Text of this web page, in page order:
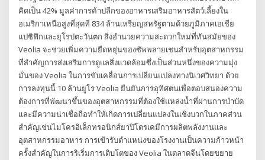
คิดเป็น 42% มูลค่าการค้าปลีกของอาหารเสริมอาหารสัตว์เลี้ยงใน
อเมริกาเหนือสูงที่สุดที่ 834 ล้านเหรียญสหรัฐตามด้วยภูมิภาคเอเชีย
แปซิฟิกและยุโรปตะวันตก สิ่งอำนวยความสะดวกใหม่ที่ทันสมัยของ
Veolia จะช่วยเพิ่มความยืดหยุ่นของซัพพลายเชนสำหรับอุตสาหกรรม
ที่สำคัญการส่งเสริมการดูแลสิ่งแวดล้อมซึ่งเป็นส่วนหนึ่งของความมุ่ง
มั่นของ Veolia ในการขับเคลื่อนการเปลี่ยนแปลงทางนิเวศวิทยา ด้วย
การลงทุนนี้ 10 ล้านยูโร Veolia ยืนยันการอุทิศตนเพื่อตอบสนองความ
ต้องการที่พัฒนาขึ้นของอุตสาหกรรมที่ต้องใช้แหล่งน้ำที่ผ่านการบำบัด
และมีความน่าเชื่อถือทำให้เกิดการเปลี่ยนแปลงในเชิงบวกในภาคส่วน
สำคัญเช่นไมโครอิเล็กทรอนิกส์ยาปิโตรเคมีการผลิตพลังงานและ
อุตสาหกรรมอาหาร การเข้ารับตำแหน่งของโรงงานเป็นความก้าวหน้า
ครั้งสำคัญในการริเริ่มการเติบโตของ Veolia ในตลาดจีนโดยขยาย